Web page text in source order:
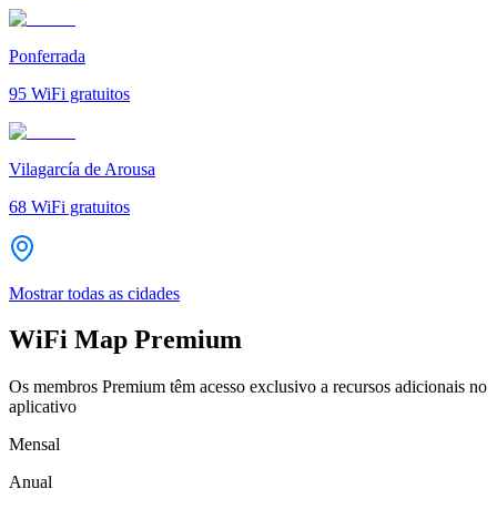
Ponferrada
95 WiFi gratuitos
Vilagarcía de Arousa
68 WiFi gratuitos
Mostrar todas as cidades
WiFi Map Premium
Os membros Premium têm acesso exclusivo a recursos adicionais no
aplicativo
Mensal
Anual